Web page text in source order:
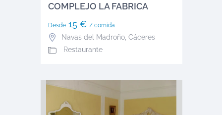
COMPLEJO LA FABRICA
Desde15 € / comida
Navas del Madroño, Cáceres
Restaurante